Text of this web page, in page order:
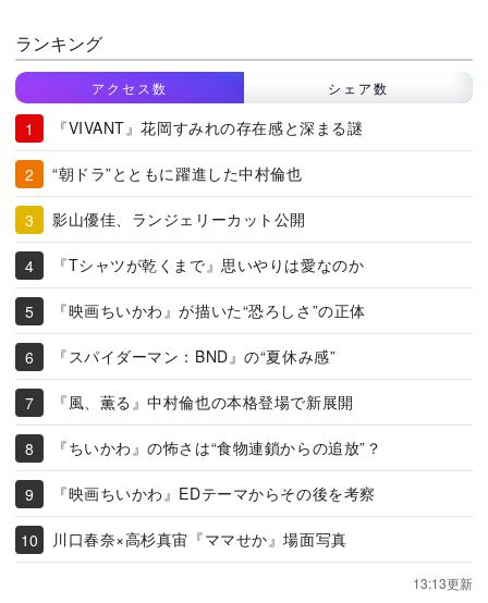
ランキング
アクセス数 シェア数
『VIVANT』花岡すみれの存在感と深まる謎
“朝ドラ”とともに躍進した中村倫也
影山優佳、ランジェリーカット公開
『Tシャツが乾くまで』思いやりは愛なのか
『映画ちいかわ』が描いた“恐ろしさ”の正体
『スパイダーマン：BND』の“夏休み感”
『風、薫る』中村倫也の本格登場で新展開
『ちいかわ』の怖さは“食物連鎖からの追放”？
『映画ちいかわ』EDテーマからその後を考察
川口春奈×高杉真宙『ママせか』場面写真
13:13更新